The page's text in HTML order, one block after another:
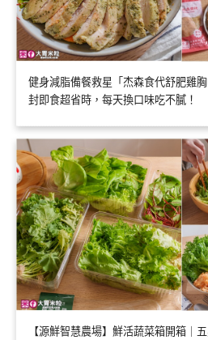
健身減脂備餐救星「杰森食代舒肥雞
封即食超省時，每天換口味吃不膩！
【源鮮智慧農場】鮮活蔬菜箱開箱｜